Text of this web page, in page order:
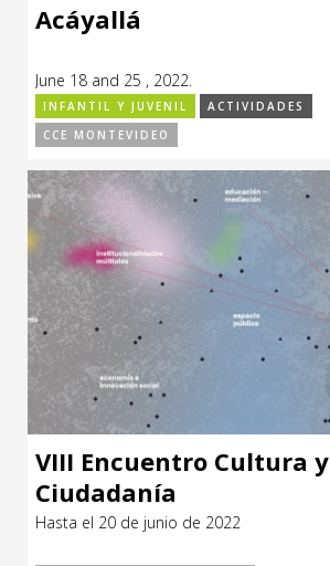
Acáyallá
June 18 and 25 , 2022.
INFANTIL Y JUVENIL
ACTIVIDADES
CCE MONTEVIDEO
VIII Encuentro Cultura y
Ciudadanía
Hasta el 20 de junio de 2022